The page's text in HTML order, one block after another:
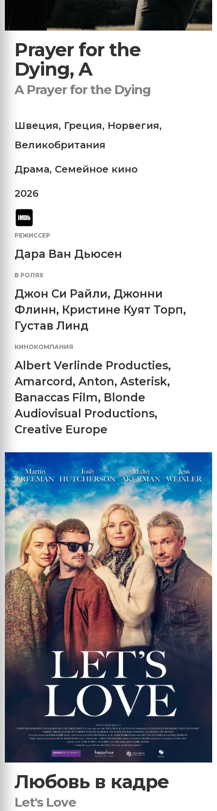
Prayer for the
Dying, A
A Prayer for the Dying
Швеция, Греция, Норвегия,
Великобритания
Драма, Семейное кино
2026
РЕЖИССЕР
Дара Ван Дьюсен
В РОЛЯХ
Джон Си Райли, Джонни
Флинн, Кристине Куят Торп,
Густав Линд
КИНОКОМПАНИЯ
Albert Verlinde Producties,
Amarcord , Anton, Asterisk,
Banaccas Film, Blonde
Audiovisual Productions,
Creative Europe
Любовь в кадре
Let's Love